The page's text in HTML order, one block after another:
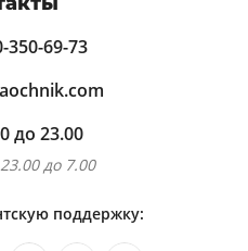
350-69-73
до 23.00
до 7.00
поддержку: